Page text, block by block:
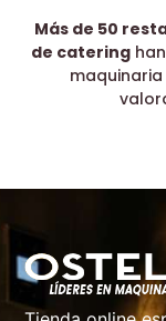
Más de 50
de cateringhan
maquinaria